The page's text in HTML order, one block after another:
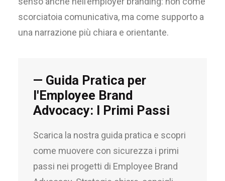
scorciatoia comunicativa, ma come supporto a
una narrazione più chiara e orientante.
— Guida Pratica per
l'Employee Brand
Advocacy: I Primi Passi
Scarica la nostra guida pratica e scopri
come muovere con sicurezza i primi
passi nei progetti di Employee Brand